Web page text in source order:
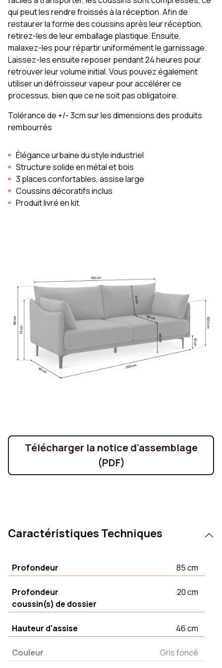
qui peut les rendre froissés à la réception. Afin de
restaurer la forme des coussins après leur réception,
retirez-les de leur emballage plastique. Ensuite,
malaxez-les pour répartir uniformément le garnissage.
Laissez-les ensuite reposer pendant 24 heures pour
retrouver leur volume initial. Vous pouvez également
utiliser un défroisseur vapeur pour accélérer ce
processus, bien que ce ne soit pas obligatoire.
Tolérance de +/- 3cm sur les dimensions des produits
rembourrés
Élégance urbaine du style industriel
Structure solide en métal et bois
3 places confortables, assise large
Coussins décoratifs inclus
Produit livré en kit
Télécharger la notice d'assemblage
(PDF)
Caractéristiques Techniques
Profondeur 85 cm
Profondeur
coussin(s) de dossier
20 cm
Hauteur d'assise 46 cm
Couleur Gris foncé